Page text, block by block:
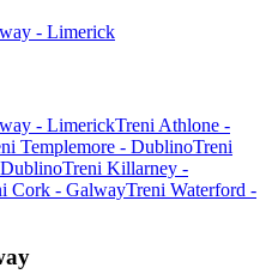
- Limerick
- LimerickTreni Athlone -
Templemore - DublinoTreni
Treni Killarney -
Cork - GalwayTreni Waterford -